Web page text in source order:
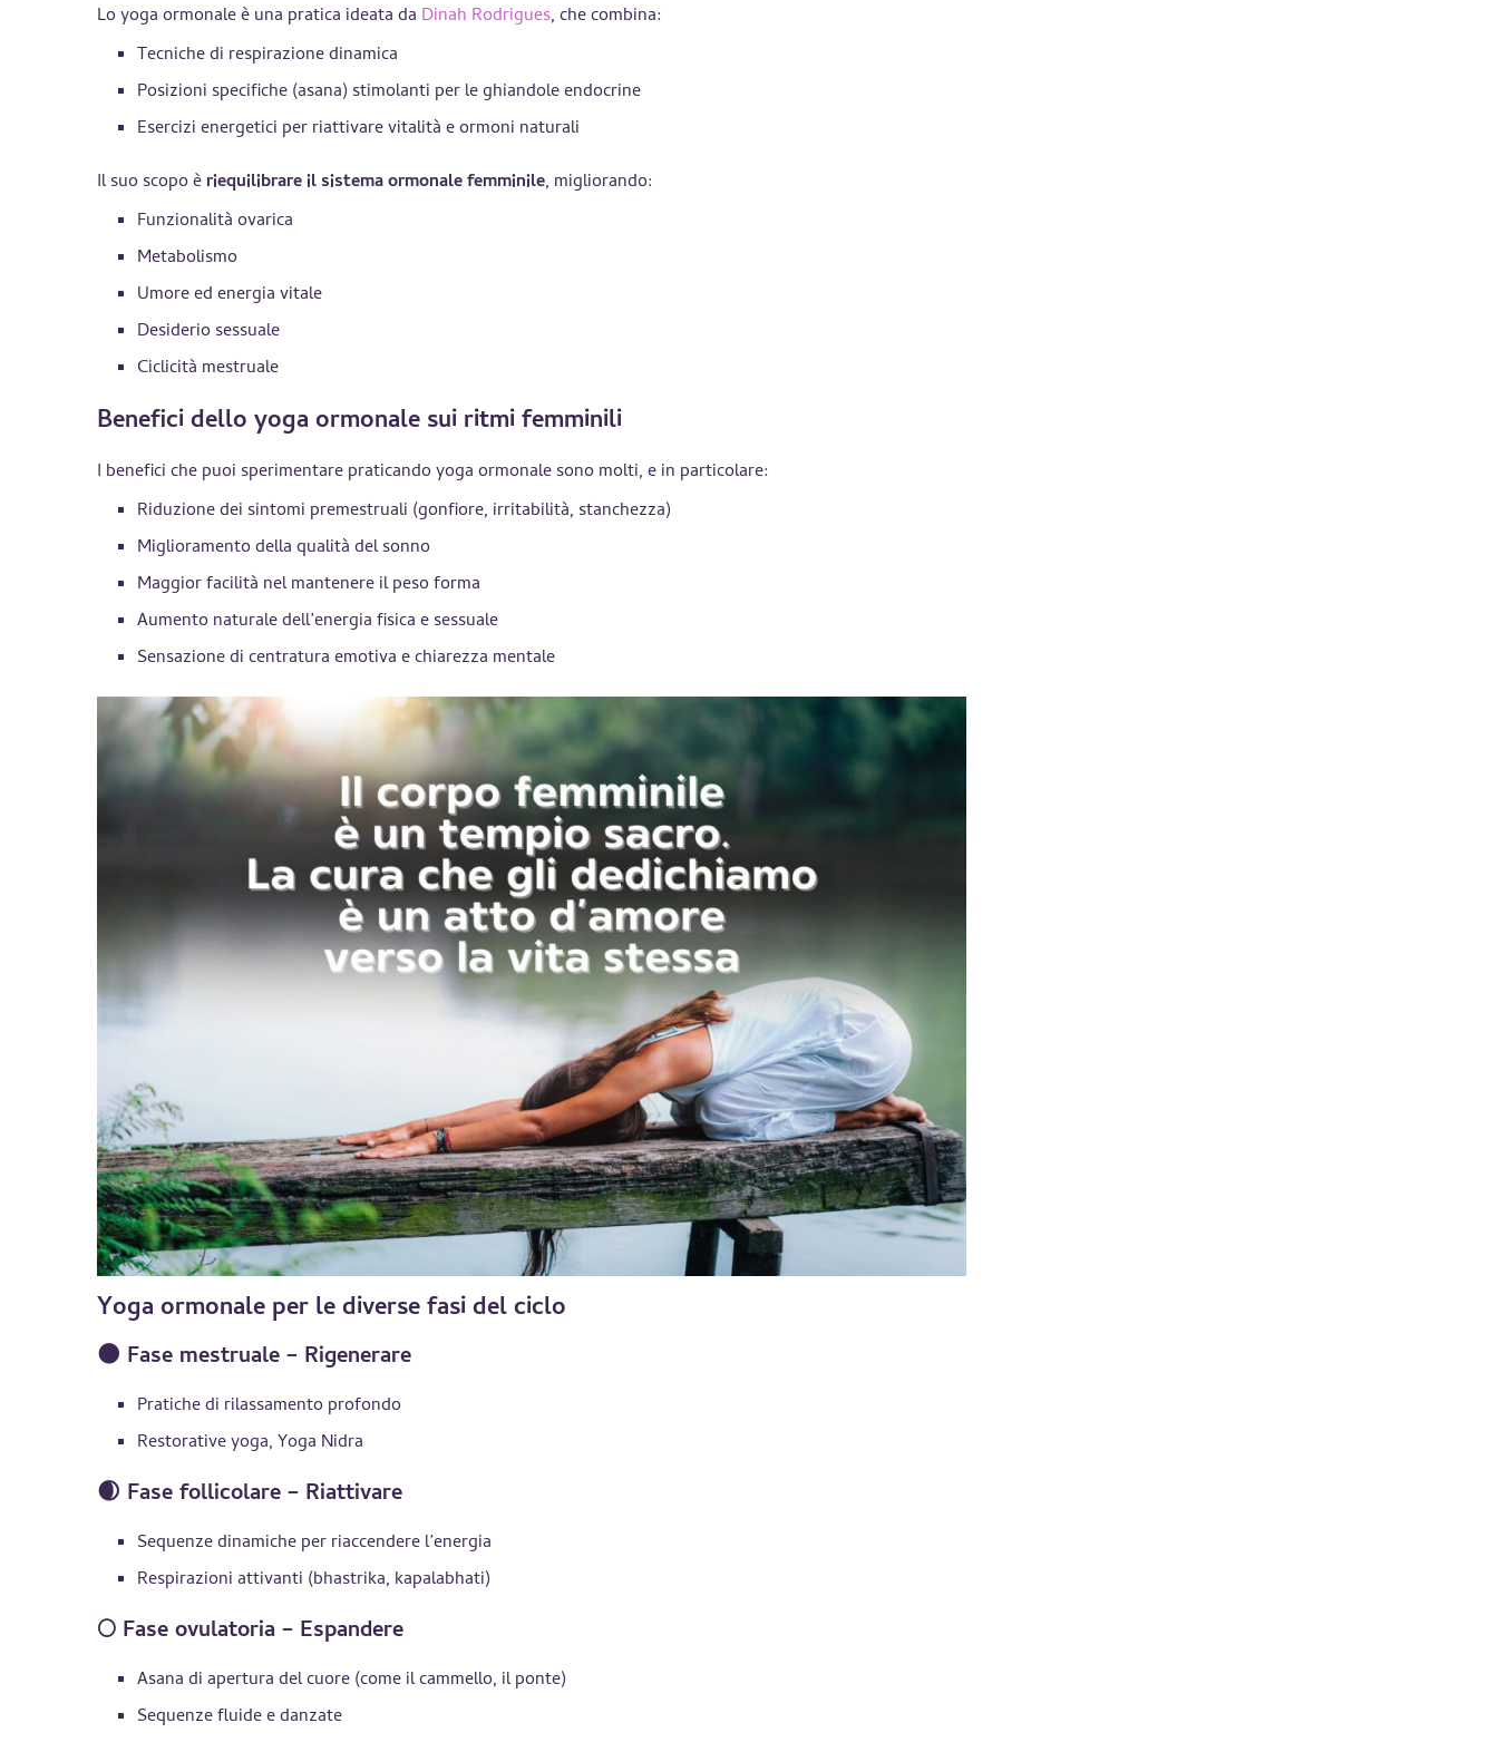
Lo yoga ormonale è una pratica ideata da Dinah Rodrigues, che combina:
Tecniche di respirazione dinamica
Posizioni specifiche (asana) stimolanti per le ghiandole endocrine
Esercizi energetici per riattivare vitalità e ormoni naturali
Il suo scopo èriequilibrare il sistema ormonale femminile, migliorando:
Funzionalità ovarica
Metabolismo
Umore ed energia vitale
Desiderio sessuale
Ciclicità mestruale
Benefici dello yoga ormonale sui ritmi femminili
I benefici che puoi sperimentare praticando yoga ormonale sono molti, e in particolare:
Riduzione dei sintomi premestruali (gonfiore, irritabilità, stanchezza)
Miglioramento della qualità del sonno
Maggior facilità nel mantenere il peso forma
Aumento naturale dell’energia fisica e sessuale
Sensazione di centratura emotiva e chiarezza mentale
Yoga ormonale per le diverse fasi del ciclo
🌑 Fase mestruale – Rigenerare
Pratiche di rilassamento profondo
Restorative yoga, Yoga Nidra
🌒 Fase follicolare – Riattivare
Sequenze dinamiche per riaccendere l’energia
Respirazioni attivanti (bhastrika, kapalabhati)
🌕 Fase ovulatoria – Espandere
Asana di apertura del cuore (come il cammello, il ponte)
Sequenze fluide e danzate